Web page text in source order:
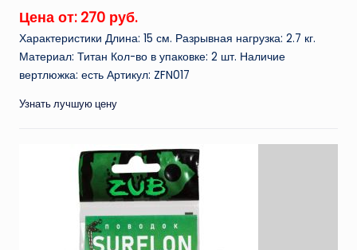
Цена от: 270 руб.
Характеристики Длина: 15 см. Разрывная нагрузка: 2.7 кг.
Материал: Титан Кол-во в упаковке: 2 шт. Наличие
вертлюжка: есть Артикул: ZFN017
Узнать лучшую цену